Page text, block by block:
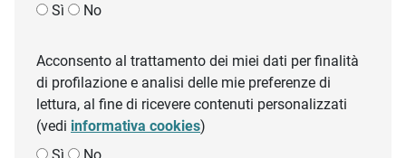
Sì
No
Acconsento al trattamento dei miei dati per finalità
di profilazione e analisi delle mie preferenze di
lettura, al fine di ricevere contenuti personalizzati
(vedi informativa cookies)
Sì
No